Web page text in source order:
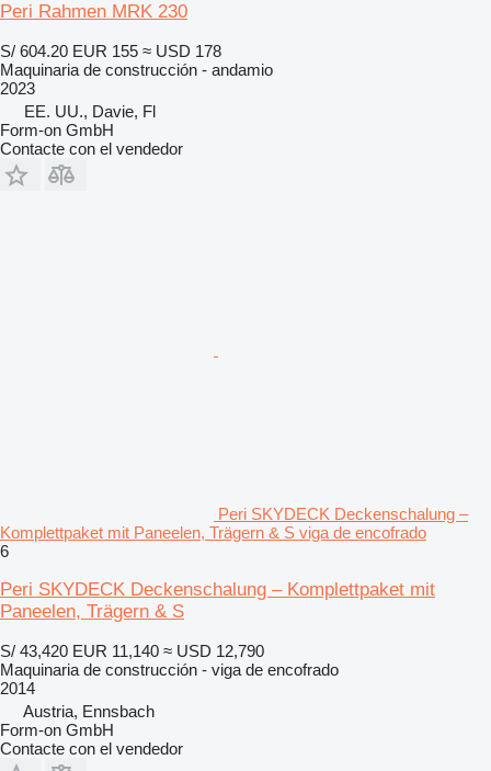
Peri Rahmen MRK 230
S/ 604.20 EUR 155 ≈ USD 178
Maquinaria de construcción - andamio
2023
EE. UU., Davie, Fl
Form-on GmbH
Contacte con el vendedor
Peri SKYDECK Deckenschalung –
Komplettpaket mit Paneelen, Trägern & S viga de encofrado
6
Peri SKYDECK Deckenschalung – Komplettpaket mit
Paneelen, Trägern & S
S/ 43,420 EUR 11,140 ≈ USD 12,790
Maquinaria de construcción - viga de encofrado
2014
Austria, Ennsbach
Form-on GmbH
Contacte con el vendedor